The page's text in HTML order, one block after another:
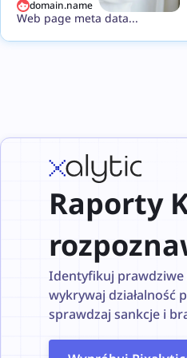
domain.name
Web page meta data...
Raporty
Identyfikuj prawdziwe
wykrywaj działalność
sprawdzaj sankcje i